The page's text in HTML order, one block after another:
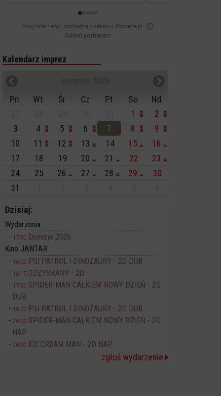
Powyższe treści pochodzą z serwisu Wakacje.pl
Zostań partnerem
Kalendarz imprez
Pn
Wt Śr Cz Pt So
Nd
1
2
3
4 5 6 7 8
9
10
11 12 13 14 15
16
17
18 19 20 21 22
23
24
25 26 27 28 29
30
31
Dzisiaj:
Wydarzenia
17:30 Dionizje 2026
Kino JANTAR
16:00 PSI PATROL I DINOZAURY - 2D DUB
16:15 ODZYSKANY - 2D
17:50 SPIDER-MAN CAŁKIEM NOWY DZIEŃ - 2D
DUB
18:00 PSI PATROL I DINOZAURY - 2D DUB
20:00 SPIDER-MAN CAŁKIEM NOWY DZIEŃ - 3D
NAP
20:30 ICE CREAM MAN - 2D NAP
zgłoś wydarzenie